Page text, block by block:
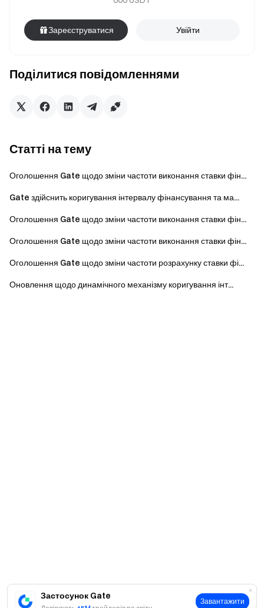
Застосунок Gate
Завантажити
Поділитися повідомленнями
Зареєструватися Увійти
Статті на тему
Оголошення Gate щодо зміни частоти виконання ставки фін...
Gate здійснить коригування інтервалу фінансування та ма...
Оголошення Gate щодо зміни частоти виконання ставки фін...
Оголошення Gate щодо зміни частоти виконання ставки фін...
Оголошення Gate щодо зміни частоти розрахунку ставки фі...
Оновлення щодо динамічного механізму коригування інт...